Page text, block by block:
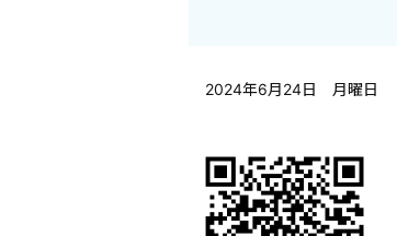
2024年6月24日 月曜日